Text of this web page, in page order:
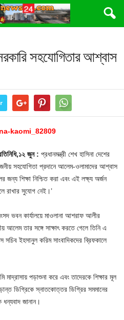
সহযোগিতার আশ্বাস
জুন : প্রধানমন্ত্রী শেখ হাসিনা দেশের
সহযোগিতা প্রদানে আলেম-ওলামাদের আশ্বাস
জন্য শিক্ষা নিশ্চিত করা এবং এই লক্ষ্য অর্জন
রাখার সুযোগ নেই।’
ভবন কার্যালয়ে মাওলানা আশরাফ আলীর
আলেম তার সঙ্গে সাক্ষাৎ করতে গেলে তিনি এ
ইহসানুল করিম সাংবাদিকদের ব্রিফকালে
মাদ্রাসায় পড়াশুনা করে এবং তাদেরকে শিক্ষার মূল
ডিগ্রিকে স্নাতকোত্তর ডিগ্রির সমমানের
ধন্যবাদ জানান।